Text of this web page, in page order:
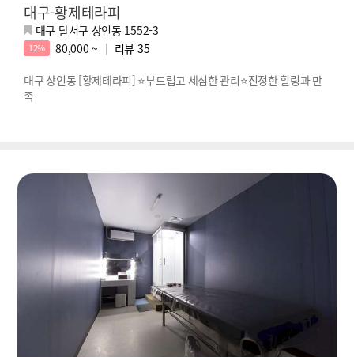
대구-황제테라피
대구 달서구 상인동 1552-3
12% 80,000 ~ 리뷰 35
대구 상인동 [황제테라피] ⭐부드럽고 세심한 관리⭐진정한 힐링과 만
족